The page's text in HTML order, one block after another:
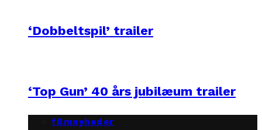
‘Dobbeltspil’ trailer
‘Top Gun’ 40 års jubilæum trailer
filmnyheder